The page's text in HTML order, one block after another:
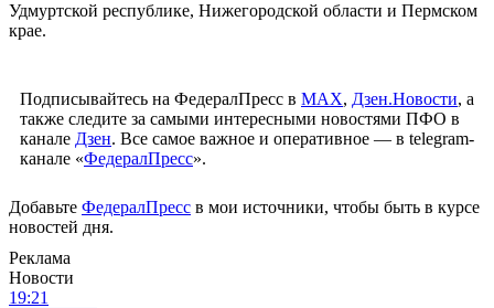
Удмуртской республике, Нижегородской области и Пермском
крае.
Подписывайтесь на ФедералПресс в МАХ, Дзен.Новости, а
также следите за самыми интересными новостями ПФО в
канале Дзен. Все самое важное и оперативное — в telegram-
канале «ФедералПресс».
Добавьте ФедералПресс в мои источники, чтобы быть в курсе
новостей дня.
Реклама
Новости
19:21